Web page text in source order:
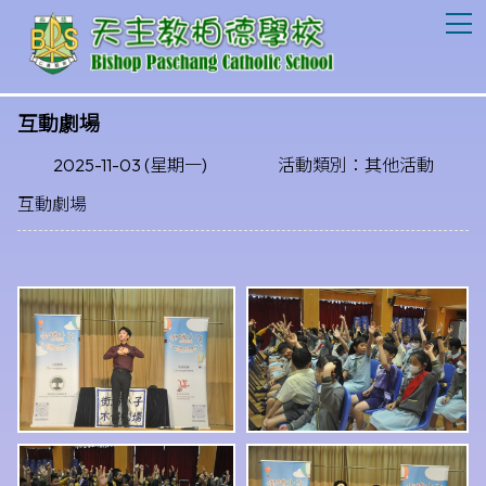
互動劇場
2025-11-03 (星期一)
活動類別：其他活動
互動劇場